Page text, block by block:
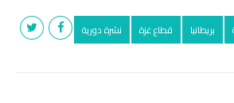
بريطانيا قطاع غزة نشرة دورية